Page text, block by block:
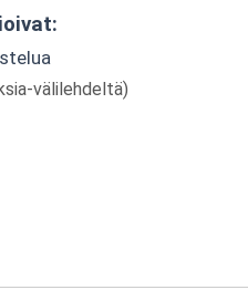
välilehdeltä)